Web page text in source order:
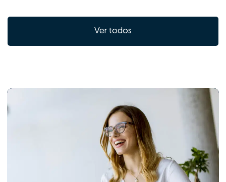
Ver todos